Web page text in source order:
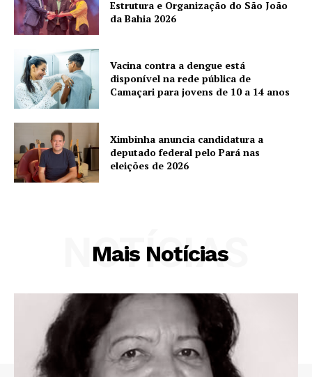
Estrutura e Organização do São João
da Bahia 2026
Vacina contra a dengue está
disponível na rede pública de
Camaçari para jovens de 10 a 14 anos
Ximbinha anuncia candidatura a
deputado federal pelo Pará nas
eleições de 2026
Mais Notícias
NOTÍCIAS